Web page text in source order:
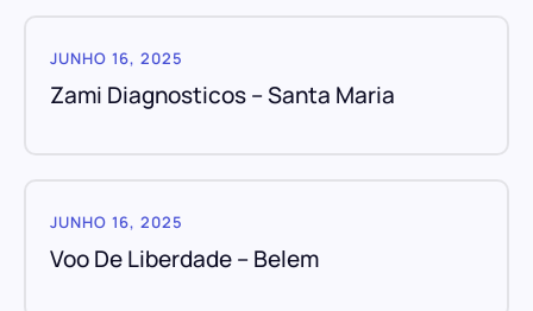
JUNHO 16, 2025
Zami Diagnosticos – Santa Maria
JUNHO 16, 2025
Voo De Liberdade – Belem